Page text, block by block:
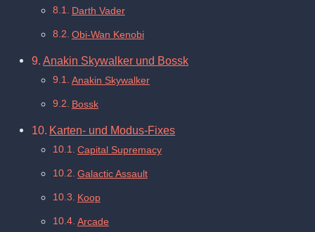
Darth Vader
Obi-Wan Kenobi
Anakin Skywalker und Bossk
Anakin Skywalker
Bossk
Karten- und Modus-Fixes
Capital Supremacy
Galactic Assault
Koop
Arcade